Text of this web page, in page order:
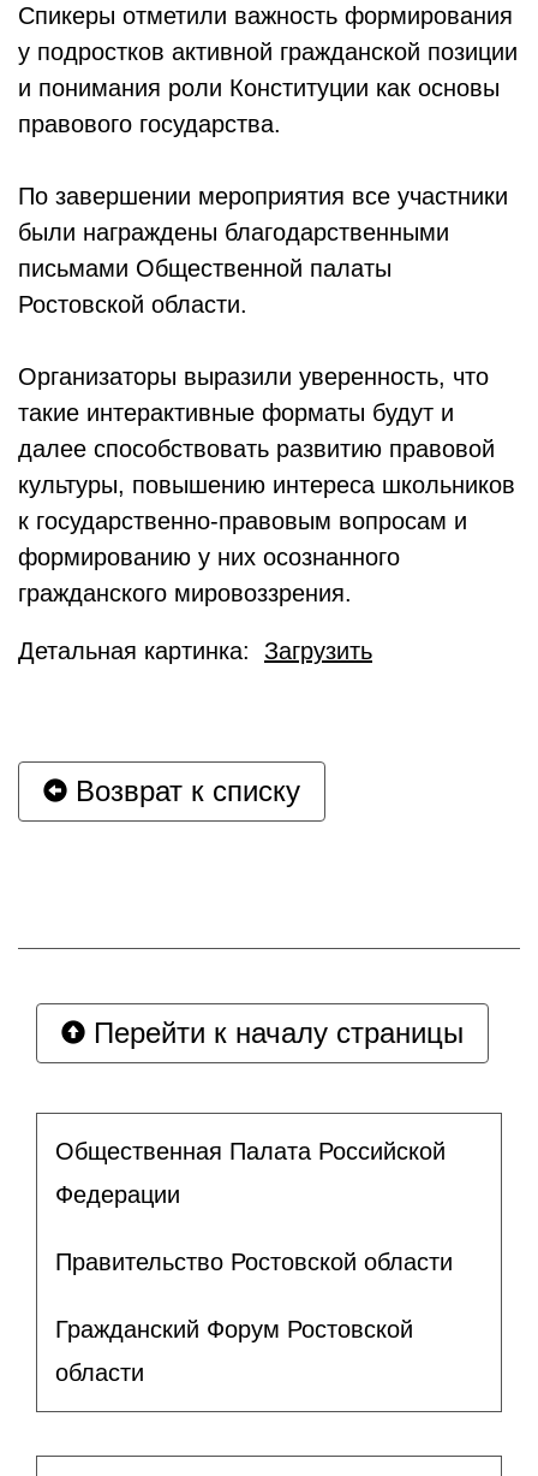
Спикеры отметили важность формирования
у подростков активной гражданской позиции
и понимания роли Конституции как основы
правового государства.
По завершении мероприятия все участники
были награждены благодарственными
письмами Общественной палаты
Ростовской области.
Организаторы выразили уверенность, что
такие интерактивные форматы будут и
далее способствовать развитию правовой
культуры, повышению интереса школьников
к государственно-правовым вопросам и
формированию у них осознанного
гражданского мировоззрения.
Детальная картинка: Загрузить
Возврат к списку
Перейти к началу страницы
Общественная Палата Российской
Федерации
Правительство Ростовской области
Гражданский Форум Ростовской
области